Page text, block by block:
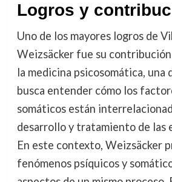
Logros y
Uno de los mayores logros de
Weizsäcker fue su
la medicina psicosomática, una
busca entender cómo los
somáticos están
desarrollo y tratamiento de las
En este contexto, Weizsäcker
fenómenos psíquicos y